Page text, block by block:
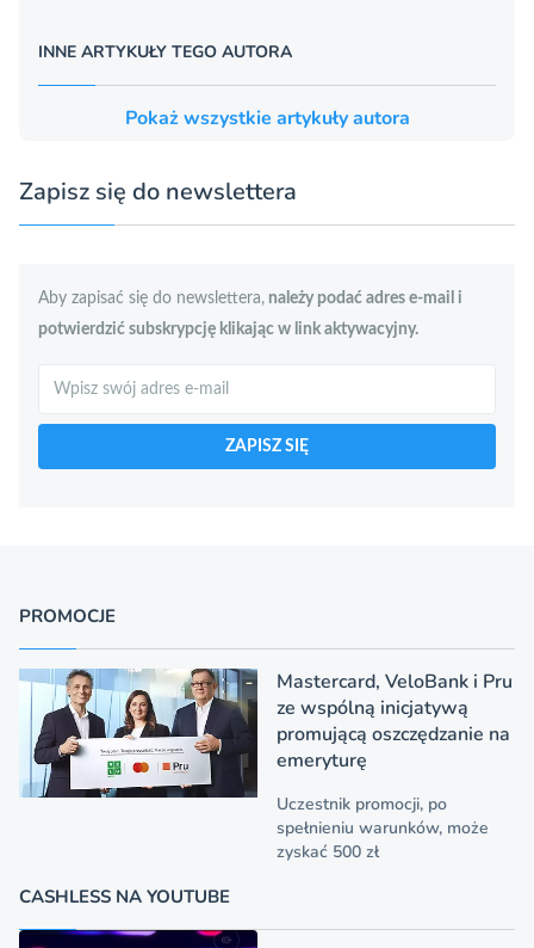
INNE ARTYKUŁY TEGO AUTORA
Pokaż wszystkie artykuły autora
Zapisz się do newslettera
Aby zapisać się do newslettera, należy podać adres e-mail i
potwierdzić subskrypcję klikając w link aktywacyjny.
ZAPISZ SIĘ
PROMOCJE
Mastercard, VeloBank i Pru
ze wspólną inicjatywą
promującą oszczędzanie na
emeryturę
Uczestnik promocji, po
spełnieniu warunków, może
zyskać 500 zł
CASHLESS NA YOUTUBE